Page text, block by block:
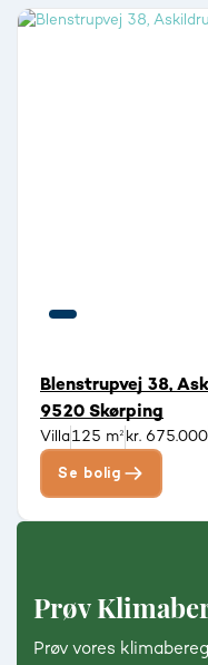
Blenstrupvej 38,
9520 Skørping
Villa125 m² kr. 675.000
Se bolig
Prøv
Prøv vores